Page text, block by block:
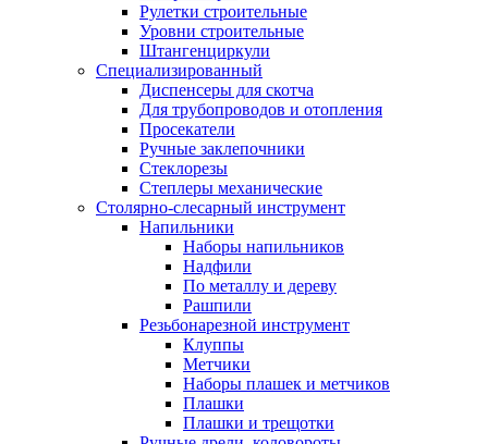
Рулетки строительные
Уровни строительные
Штангенциркули
Специализированный
Диспенсеры для скотча
Для трубопроводов и отопления
Просекатели
Ручные заклепочники
Стеклорезы
Степлеры механические
Столярно-слесарный инструмент
Напильники
Наборы напильников
Надфили
По металлу и дереву
Рашпили
Резьбонарезной инструмент
Клуппы
Метчики
Наборы плашек и метчиков
Плашки
Плашки и трещотки